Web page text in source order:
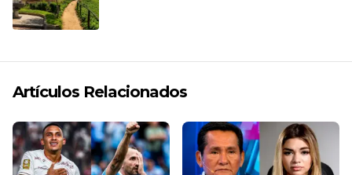
Artículos Relacionados